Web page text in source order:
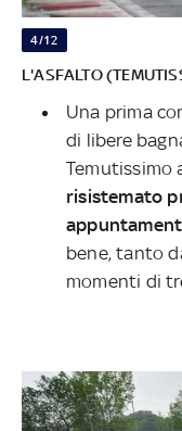
4/12
L'ASFALTO
Una prima
di libere
Temutissimo
risistemato
bene, tanto
momenti di